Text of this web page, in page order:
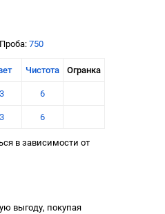
750
Чистота Огранка
3 6
3 6
в зависимости от
выгоду, покупая